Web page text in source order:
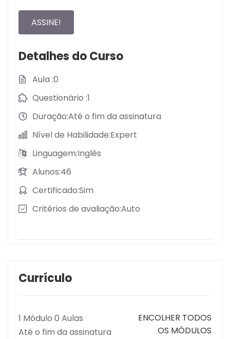
Currículo
1 Módulo 0 Aulas
Até o fim da assinatura
ENCOLHER TODOS
OS MÓDULOS
ASSINE!
Detalhes do Curso
Aula0
Questionário1
DuraçãoAté o fim da assinatura
Nível de HabilidadeExpert
LinguagemInglês
Alunos46
CertificadoSim
Critérios de avaliaçãoAuto